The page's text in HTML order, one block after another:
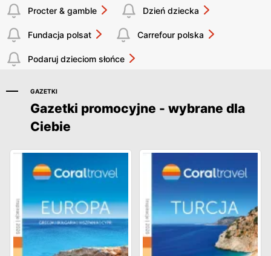
Procter & gamble Dzień dziecka
Fundacja polsat Carrefour polska
Podaruj dzieciom słońce
GAZETKI
Gazetki promocyjne - wybrane dla
Ciebie